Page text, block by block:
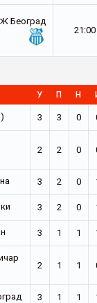
Београд
21:00
У П Н
3 3 0
2 2 0
3 2 0
3 2 0
3 1 1
2 1 1
3 1 1